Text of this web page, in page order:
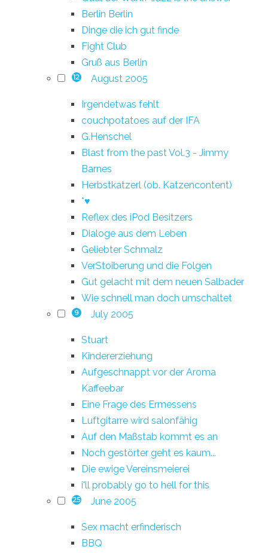
Berlin Berlin
Dinge die ich gut finde
Fight Club
Gruß aus Berlin
12 August 2005
Irgendetwas fehlt
couchpotatoes auf der IFA
G.Henschel
Blast from the past Vol.3 - Jimmy
Barnes
Herbstkatzerl (ob. Katzencontent)
*♥
Reflex des iPod Besitzers
Dialoge aus dem Leben
Geliebter Schmalz
VerStoiberung und die Folgen
Gut gelacht mit dem neuen Salbader
Wie schnell man doch umschaltet
9 July 2005
Stuart
Kindererziehung
Aufgeschnappt vor der Aroma
Kaffeebar
Eine Frage des Ermessens
Luftgitarre wird salonfähig
Auf den Maßstab kommt es an
Noch gestörter geht es kaum...
Die ewige Vereinsmeierei
i'll probably go to hell for this
25 June 2005
Sex macht erfinderisch
BBQ